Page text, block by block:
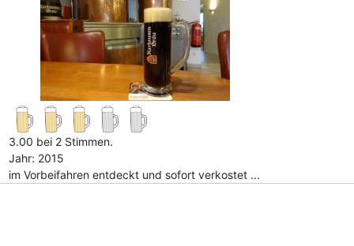
3.00 bei 2 Stimmen.
Jahr: 2015
im Vorbeifahren entdeckt und sofort verkostet ...